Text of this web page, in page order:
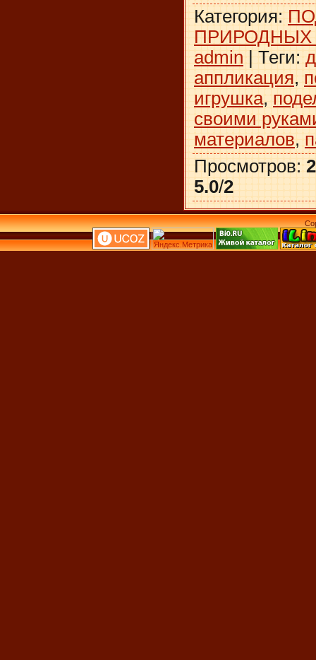
Категория:
ПРИРОДНЫХ
admin | Теги:
аппликация,
игрушка,
своими
материалов,
Просмотров:
5.0/2